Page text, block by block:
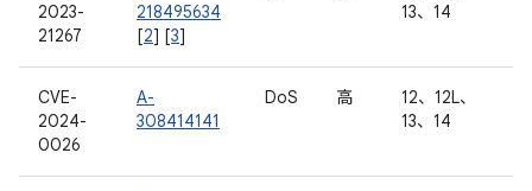
2023-
21267
218495634
[2] [3]
13、14
CVE-
2024-
0026
A-
308414141
DoS 高
12、12L、
13、14